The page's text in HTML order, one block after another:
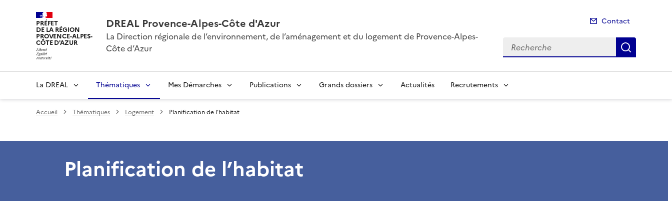
PRÉFET
DE LA RÉGION
PROVENCE-ALPES-
CÔTE D'AZUR
DREAL Provence-Alpes-Côte d'Azur
La Direction régionale de l’environnement, de l’aménagement et du logement de Provence-Alpes-
Côte d’Azur
Contact
Recherche
La DREAL Thématiques Mes Démarches Publications Grands dossiers Actualités Recrutements
Accueil Thématiques Logement Planification de l’habitat
Planification de l’habitat